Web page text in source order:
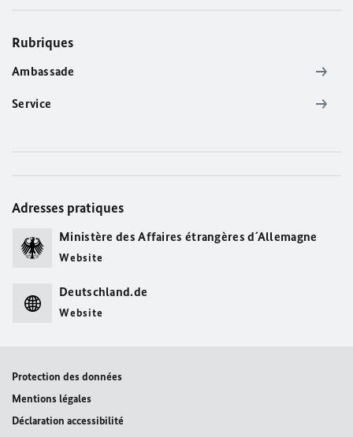
Rubriques
Ambassade
Service
Adresses pratiques
Ministère des Affaires étrangères d´Allemagne
Website
Deutschland.de
Website
Protection des données
Mentions légales
Déclaration accessibilité